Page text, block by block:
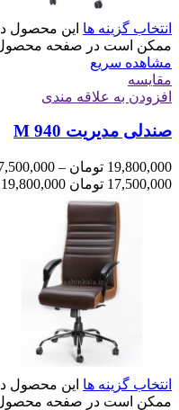
انتخاب گزینه ها این محصول
ممکن است در صفحه محصول
مشاهده سریع
مقایسه
افزودن به علاقه مندی
صندلی مدیریت M 940
19,800,000 تومان –
17,500,000 تومان through 19,800,000 تومان
انتخاب گزینه ها این محصول
ممکن است در صفحه محصول